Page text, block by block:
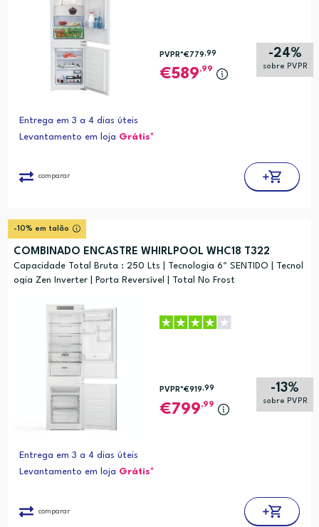
-24%
sobre PVPR
PVPR*€779 ,99
589,99
Entrega em 3 a 4 dias úteis
Levantamento em loja Grátis*
comparar
-10% em talão
COMBINADO ENCASTRE WHIRLPOOL WHC18 T322
Capacidade Total Bruta : 250 Lts | Tecnologia 6º SENTIDO | Tecnol
ogia Zen Inverter | Porta Reversível | Total No Frost
-13%
sobre PVPR
PVPR*€919,99
799,99
Entrega em 3 a 4 dias úteis
Levantamento em loja Grátis*
comparar